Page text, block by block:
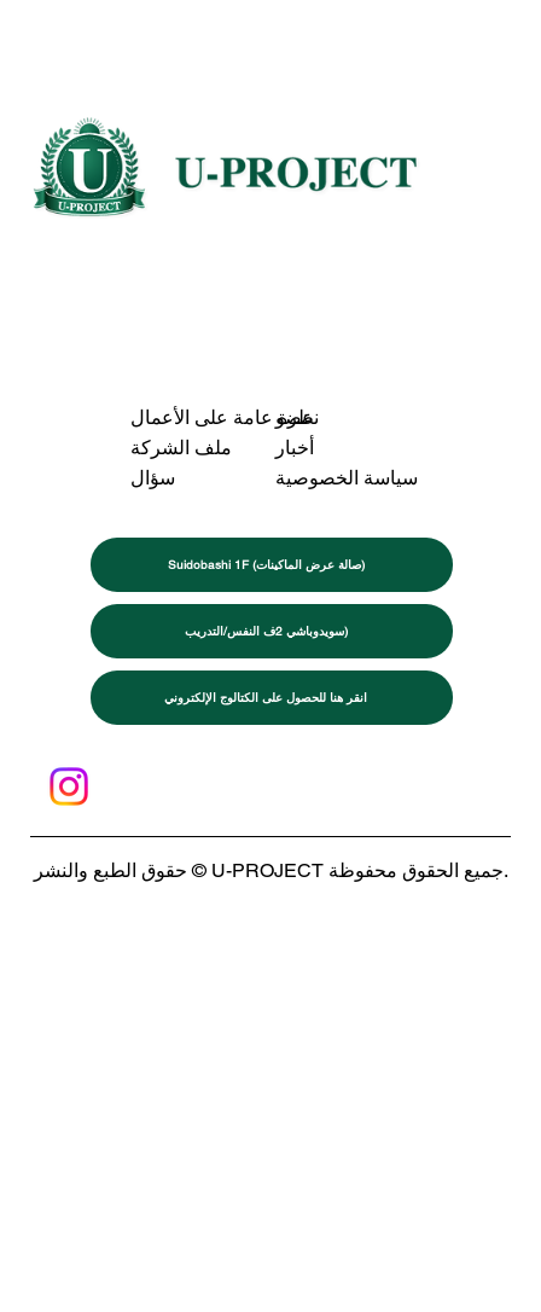
Suidobashi 1F (صالة عرض الماكينات)
سويدوباشي 2ف النفس/التدريب)
انقر هنا للحصول على الكتالوج الإلكتروني
نظرة عامة على الأعمال
عضو
ملف الشركة
أخبار
سؤال
سياسة الخصوصية
حقوق الطبع والنشر © U-PROJECT جميع الحقوق محفوظة.